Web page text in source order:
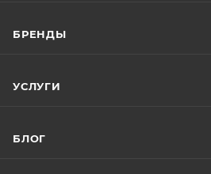
БРЕНДЫ
УСЛУГИ
БЛОГ